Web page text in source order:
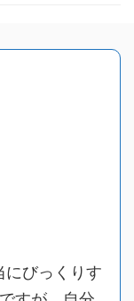
にびっくりす